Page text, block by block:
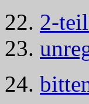
22. 2-
23.
24.